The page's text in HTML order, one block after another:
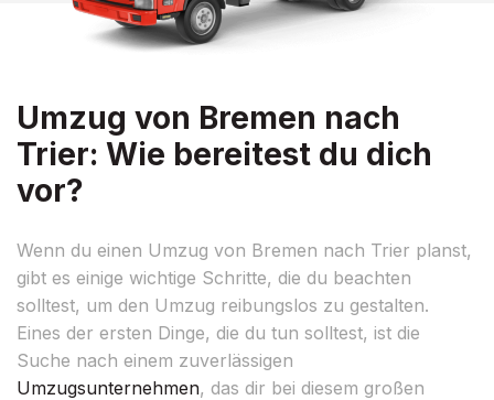
Umzug von Bremen nach
Trier: Wie bereitest du dich
vor?
Wenn du einen Umzug von Bremen nach Trier planst,
gibt es einige wichtige Schritte, die du beachten
solltest, um den Umzug reibungslos zu gestalten.
Eines der ersten Dinge, die du tun solltest, ist die
Suche nach einem zuverlässigen
Umzugsunternehmen, das dir bei diesem großen